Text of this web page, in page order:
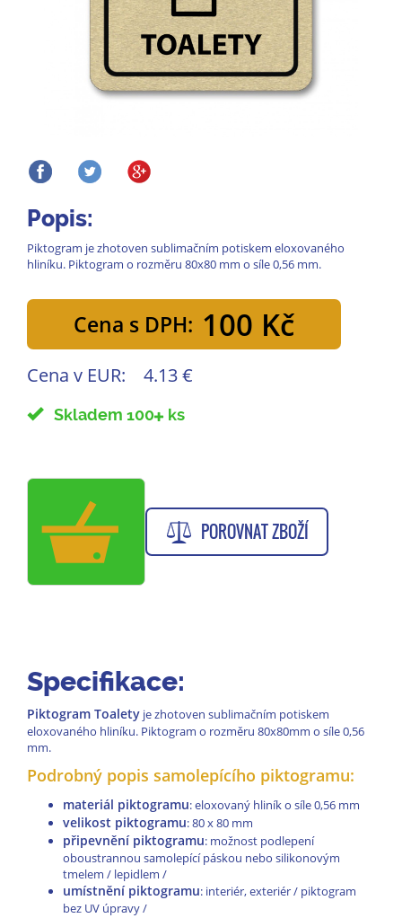
Popis:
Piktogram je zhotoven sublimačním potiskem eloxovaného
hliníku. Piktogram o rozměru 80x80 mm o síle 0,56 mm.
Cena s DPH: 100 Kč
Cena v EUR: 4.13 €
Skladem 100 ks
POROVNAT ZBOŽÍ
Specifikace:
Piktogram Toalety je zhotoven sublimačním potiskem
eloxovaného hliníku. Piktogram o rozměru 80x80mm o síle 0,56
mm.
Podrobný popis samolepícího piktogramu:
materiál piktogramu: eloxovaný hliník o síle 0,56 mm
velikost piktogramu: 80 x 80 mm
připevnění piktogramu: možnost podlepení
oboustrannou samolepící páskou nebo silikonovým
tmelem / lepidlem /
umístnění piktogramu: interiér, exteriér / piktogram
bez UV úpravy /